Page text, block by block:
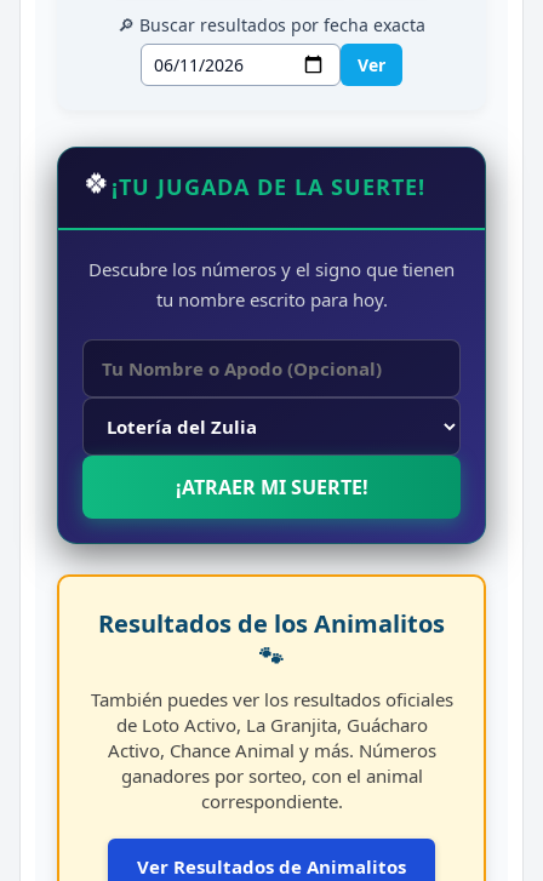
🔎 Buscar resultados por fecha exacta
Ver
🍀 ¡TU JUGADA DE LA SUERTE!
Descubre los números y el signo que tienen
tu nombre escrito para hoy.
¡ATRAER MI SUERTE!
Resultados de los Animalitos
🐾
También puedes ver los resultados oficiales
de Loto Activo, La Granjita, Guácharo
Activo, Chance Animal y más. Números
ganadores por sorteo, con el animal
correspondiente.
Ver Resultados de Animalitos